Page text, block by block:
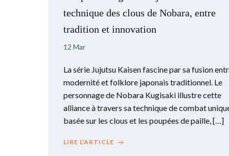
technique des clous de Nobara, entre
tradition et innovation
12 Mar
La série Jujutsu Kaisen fascine par sa fusion
modernité et folklore japonais traditionnel. Le
personnage de Nobara Kugisaki illustre cette
alliance à travers sa technique de combat
basée sur les clous et les poupées de paille, […]
LIRE L'ARTICLE